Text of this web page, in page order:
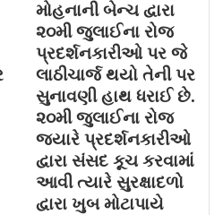
મોહનાની બેન્ચ દ્વારા
૨૦મી જુલાઈના રોજ
પ્રદર્શનકારીઓ પર જે
લાઠીચાર્જ થયો તેની પર
સુનાવણી હાથ ધરાઈ છે.
૨૦મી જુલાઈના રોજ
જયારે પ્રદર્શનકારીઓ
દ્વારા સંસદ કૂચ કરવામાં
આવી ત્યારે સુરક્ષાદળો
દ્વારા ખુબ મોટાપાયે